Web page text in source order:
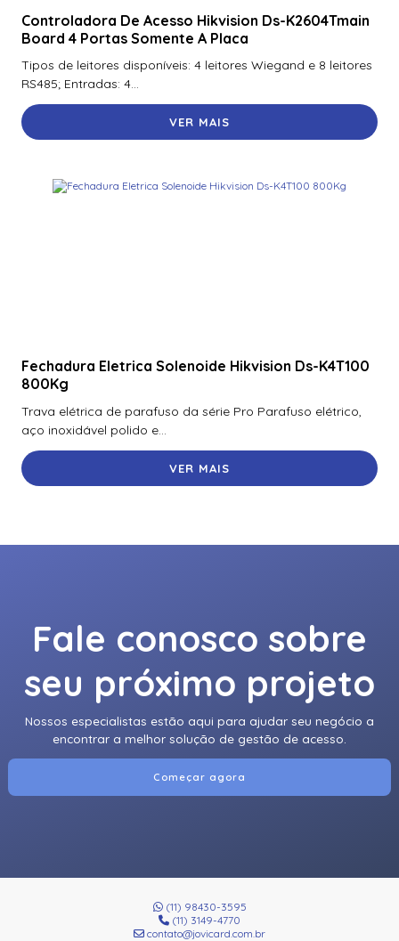
Controladora De Acesso Hikvision Ds-K2604Tmain
Board 4 Portas Somente A Placa
Tipos de leitores disponíveis: 4 leitores Wiegand e 8 leitores
RS485; Entradas: 4...
VER MAIS
Fechadura Eletrica Solenoide Hikvision Ds-K4T100
800Kg
Trava elétrica de parafuso da série Pro Parafuso elétrico,
aço inoxidável polido e...
VER MAIS
Fale conosco sobre
seu próximo projeto
Nossos especialistas estão aqui para ajudar seu negócio a
encontrar a melhor solução de gestão de acesso.
Começar agora
(11) 98430-3595
(11) 3149-4770
contato@jovicard.com.br